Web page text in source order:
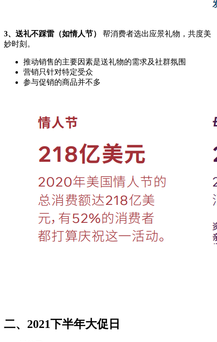
3、送礼不踩雷（如情人节）
帮消费者选出应景礼物，共度美
妙时刻。
推动销售的主要因素是送礼物的需求及社群氛围
营销只针对特定受众
参与促销的商品并不多
二、2021下半年大促日